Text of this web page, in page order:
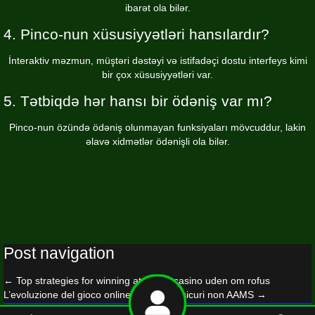
ibarət ola bilər.
4. Pinco-nun xüsusiyyətləri hansılardır?
İnteraktiv məzmun, müştəri dəstəyi və istifadəçi dostu interfeys kimi
bir çox xüsusiyyətləri var.
5. Tətbiqdə hər hansı bir ödəniş var mı?
Pinco-nun özündə ödəniş olunmayan funksiyaları mövcuddur, lakin
əlavə xidmətlər ödənişli ola bilər.
Post navigation
← Top strategies for winning at online casino uden om rofus
L’evoluzione del gioco online nei casino sicuri non AAMS →